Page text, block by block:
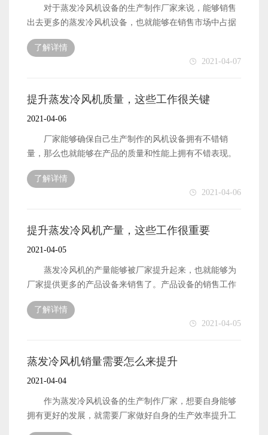
和先进，那么自身的生产制作工作也就能够专业地进行，
生产制作出来的产品设备也就能够拥有不错的质量了。
好自身的生产效率提升工作之外，还有便是需要厂家做好
自身的质量检测标准提升工作了。厂家的质检标准越高，
质的质量了。 以上便是作为蒸发冷风机设备的生产制
作厂家，想要自身能够生产制作出更多优质的风机设备，
需要做好的工作内容了。
对于蒸发冷风机设备的生产制作厂家来说，能够销售
出去更多的蒸发冷风机设备，也就能够在销售市场中占据
比较有利的地位。不过，厂家想要自身能够销售出去更多
风机设备，也是需要厂家能够做好很多相关工作的。下面
本文就来简单地介绍一下，厂家需要怎么做才能销售出去
起来，首先便是需要厂家做好自身的生产制作工作。厂家
的风机设备来了。厂家生产制作出来的设备拥有良好的质
量，也就能够获得更多用户的关注。这样也就能够拥有更
好的销量了。 蒸发冷风机的销量想要被厂家提升起
产品的品牌形象良好了，那么自然也就能够在销售市场中
获得更多用户的关注，能够获得更多用户的认可。这样也
备的销量提升起来了。 以上便是蒸发冷风机的销量想
要被厂家提升起来，作为生产制作厂家需要做好的相关工
作内容了。
了解详情
2021-04-07
提升蒸发冷风机质量，这些工作很关键
2021-04-06
厂家能够确保自己生产制作的风机设备拥有不错销
量，那么也就能够在产品的质量和性能上拥有不错表现。
产品设备的质量和性能越好，那么也就能够将设备的销量
提升起来了。产品设备的销量被提升之后，那么作为设备
的生产制作厂家，也就能够获得更多的经济收入了，厂家
提升蒸发冷风机设备的质量呢?下面本文就来简单地介绍一
首先需要做好的便是原材料的质量和性能提升工作了。产
品设备的原材料能够拥有不错的质量，那么自然也就能够
生产制作出更优质的产品来。所以，厂家一定要做好原材
料。 蒸发冷风机的质量想要被提升，除了需要做好原
材料的质量和性能提升工作之后，还需要做好的便是自身
以更好地进行生产制作工作。也就能够将风机设备的质量
提升起来了。 以上便是蒸发冷风机设备的质量想要被
提升起来，需要做好的相关工作内容了。
了解详情
2021-04-06
提升蒸发冷风机产量，这些工作很重要
2021-04-05
蒸发冷风机的产量能够被厂家提升起来，也就能够为
厂家提供更多的产品设备来销售了。产品设备的销售工作
能够做好，那么自身的经济收入也就可以被提升起来，厂
家的经济收入被提升了，那么自身的发展速度也就会更加
快速了。那么，风机设备的产量想要被厂家提升起来，需
蒸发冷风机的产量想要被提升起来，首先便是需要厂
有不错的数量和质量保障，那么自然也就能够帮助厂家更
好地进行生产工作了。厂家的生产制作工作能够高效快速
地进行，自然也就能够拥有更多的产量了。 蒸发冷风
了解详情
2021-04-05
蒸发冷风机销量需要怎么来提升
2021-04-04
作为蒸发冷风机设备的生产制作厂家，想要自身能够
拥有更好的发展，就需要厂家做好自身的生产效率提升工
作，生产制作出更多可以用来销售的风机设备。风机设备